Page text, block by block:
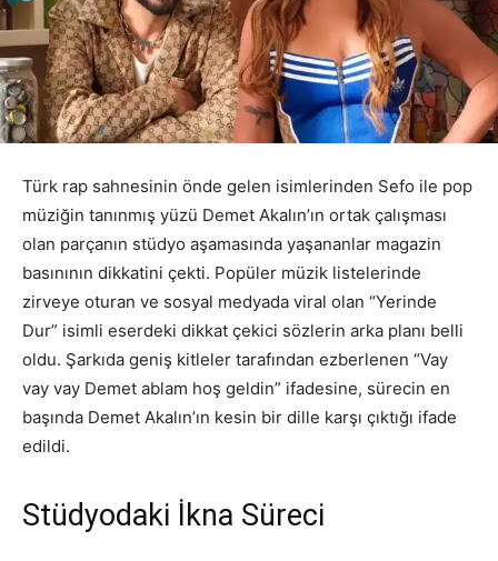
Türk rap sahnesinin önde gelen isimlerinden Sefo ile pop
müziğin tanınmış yüzü Demet Akalın’ın ortak çalışması
olan parçanın stüdyo aşamasında yaşananlar magazin
basınının dikkatini çekti. Popüler müzik listelerinde
zirveye oturan ve sosyal medyada viral olan “Yerinde
Dur” isimli eserdeki dikkat çekici sözlerin arka planı belli
oldu. Şarkıda geniş kitleler tarafından ezberlenen “Vay
vay vay Demet ablam hoş geldin” ifadesine, sürecin en
başında Demet Akalın’ın kesin bir dille karşı çıktığı ifade
edildi.
Stüdyodaki İkna Süreci